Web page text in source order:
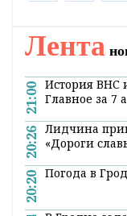
Главная Новости
"Приятно
Георгий
юным
истории
15:16 25 апреля 2021